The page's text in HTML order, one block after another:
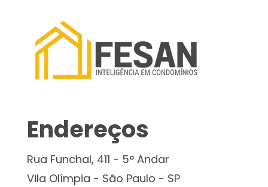
Endereços
Rua Funchal, 411 - 5° Andar
Vila Olímpia - São Paulo - SP